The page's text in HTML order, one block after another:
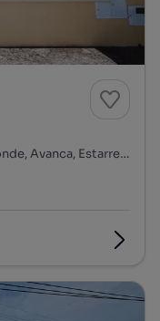
Rua Doutor Egas Moniz - Areia do Gonde, Avanca, Estarreja, Aveiro